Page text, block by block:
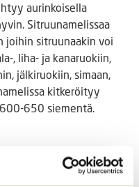
aurinkoisella
Sitruunamelissaa
joihin sitruunaakin voi
, liha- ja kanaruokiin,
jälkiruokiin, simaan,
kitkeröityy
650 siementä.